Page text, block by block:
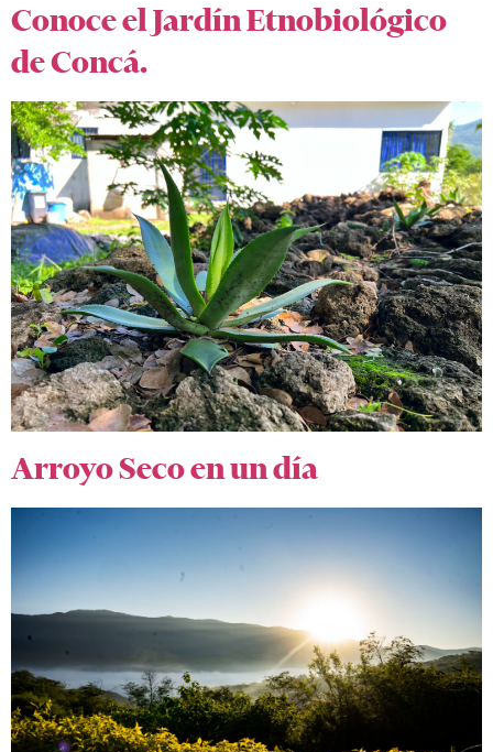
Conoce el Jardín Etnobiológico
de Concá.
Arroyo Seco en un día